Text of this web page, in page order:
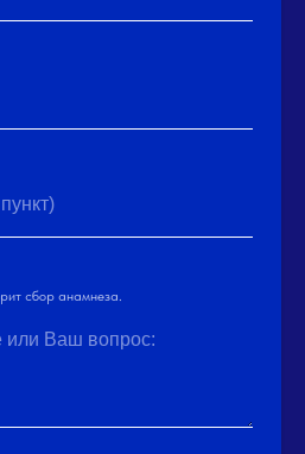
сбор анамнеза.
или Ваш вопрос: